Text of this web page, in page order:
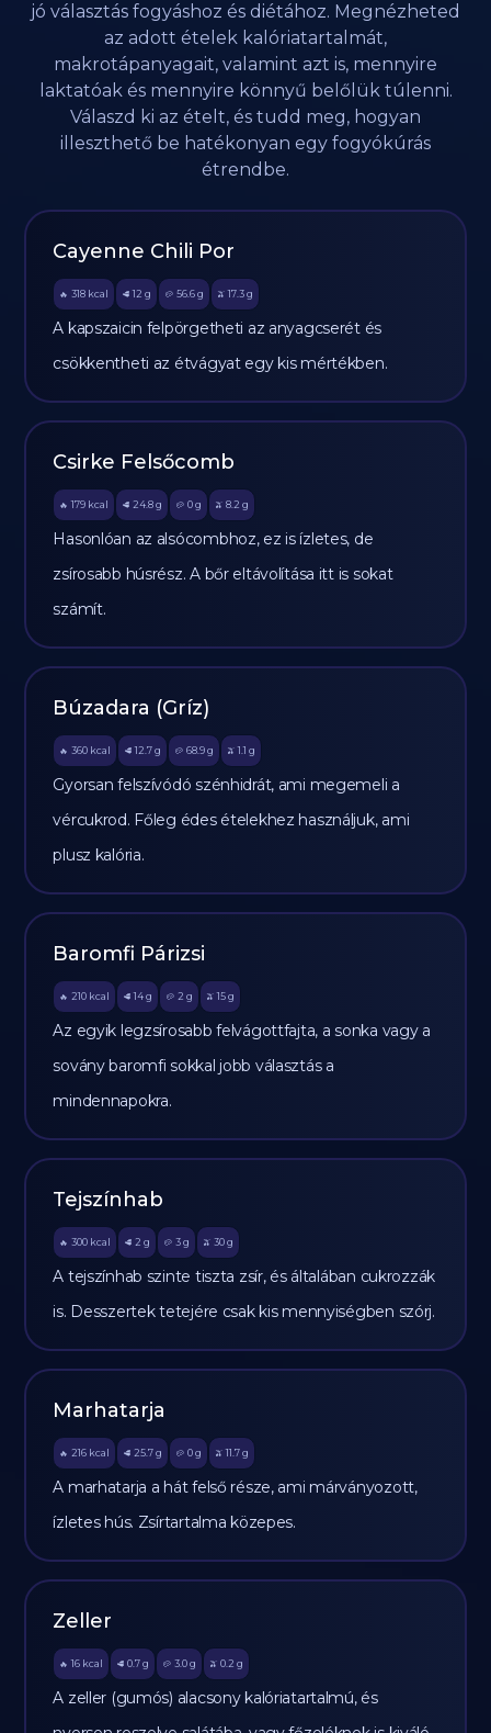
jó választás fogyáshoz és diétához. Megnézheted
az adott ételek kalóriatartalmát,
makrotápanyagait, valamint azt is, mennyire
laktatóak és mennyire könnyű belőlük túlenni.
Válaszd ki az ételt, és tudd meg, hogyan
illeszthető be hatékonyan egy fogyókúrás
étrendbe.
Cayenne Chili Por
🔥 318 kcal 🥩 12 g 🥔 56.6g 🫒 17.3 g
A kapszaicin felpörgetheti az anyagcserét és
csökkentheti az étvágyat egy kis mértékben.
Csirke Felsőcomb
🔥 179 kcal 🥩 24.8 g 🥔 0g 🫒 8.2 g
Hasonlóan az alsócombhoz, ez is ízletes, de
zsírosabb húsrész. A bőr eltávolítása itt is sokat
számít.
Búzadara (Gríz)
🔥 360 kcal 🥩 12.7 g 🥔 68.9g 🫒 1.1 g
Gyorsan felszívódó szénhidrát, ami megemeli a
vércukrod. Főleg édes ételekhez használjuk, ami
plusz kalória.
Baromfi Párizsi
🔥 210 kcal 🥩 14 g 🥔 2 g 🫒 15 g
Az egyik legzsírosabb felvágottfajta, a sonka vagy a
sovány baromfi sokkal jobb választás a
mindennapokra.
Tejszínhab
🔥 300 kcal 🥩 2 g 🥔 3g 🫒 30 g
A tejszínhab szinte tiszta zsír, és általában cukrozzák
is. Desszertek tetejére csak kis mennyiségben szórj.
Marhatarja
🔥 216 kcal 🥩 25.7 g 🥔 0g 🫒 11.7 g
A marhatarja a hát felső része, ami márványozott,
ízletes hús. Zsírtartalma közepes.
Zeller
🔥 16 kcal 🥩 0.7 g 🥔 3.0g 🫒 0.2 g
A zeller (gumós) alacsony kalóriatartalmú, és